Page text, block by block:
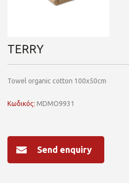
TERRY
Towel organic cotton 100x50cm
Κωδικός: MDMO9931
Send enquiry